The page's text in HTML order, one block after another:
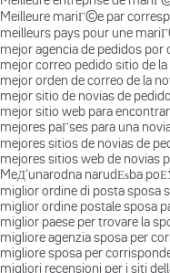
Meilleure mariГ©e par
meilleurs pays pour une
mejor agencia de pedidos por
mejor correo pedido sitio de
mejor orden de correo de la
mejor sitio de novias de
mejor sitio web para
mejores paГ­ses para una
mejores sitios de novias de
mejores sitios web de novias
MeД‘unarodna narudЕѕba
miglior ordine di posta sposa
miglior ordine postale sposa
miglior paese per trovare la
migliore agenzia sposa per
migliore sposa per
migliori recensioni per i siti